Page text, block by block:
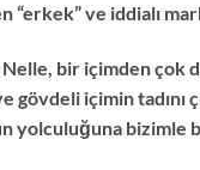
“erkek” ve iddialı
Nelle, bir içimden çok
gövdeli içimin
yolculuğuna bizimle